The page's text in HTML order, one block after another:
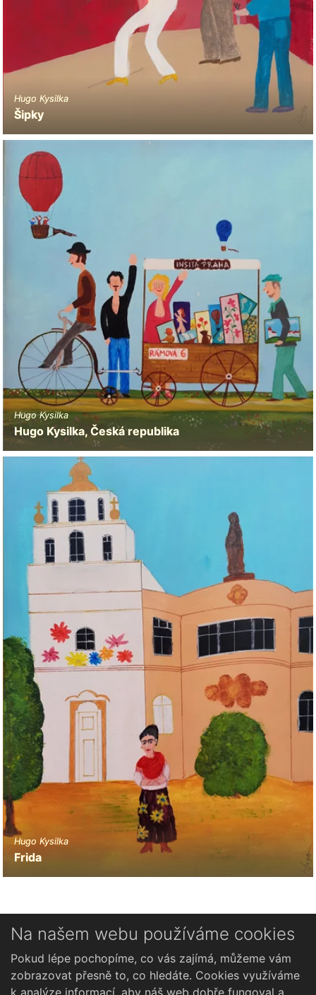
Hugo Kysilka
Šipky
Hugo Kysilka
Hugo Kysilka, Česká republika
Hugo Kysilka
Frida
Novinky
Česky
Na našem webu používáme cookies
Pokud lépe pochopíme, co vás zajímá, můžeme vám
zobrazovat přesně to, co hledáte. Cookies využíváme
k analýze informací, aby náš web dobře fungoval a